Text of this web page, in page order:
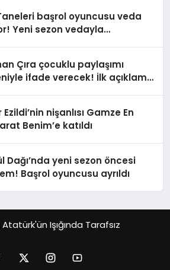
başrol oyuncusu veda
Yeni sezon vedayla
Çıra çocuklu paylaşımı
ifade verecek! İlk açıklama
nişanlısı Gamze En
Benim’e katıldı
Dağı’nda yeni sezon öncesi
Başrol oyuncusu ayrıldı
Işığında Tarafsız